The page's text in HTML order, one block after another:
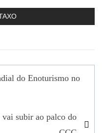
do Enoturismo no
vai subir ao palco do